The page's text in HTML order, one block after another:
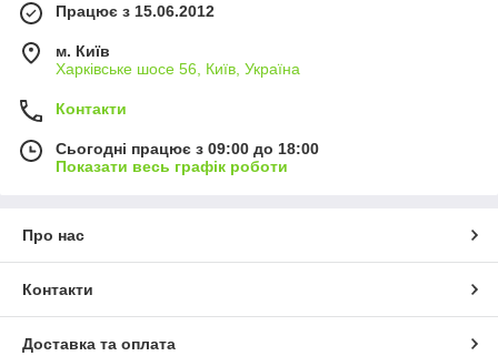
Працює з 15.06.2012
м. Київ
Харківське шосе 56, Київ, Україна
Контакти
Сьогодні працює з 09:00 до 18:00
Показати весь графік роботи
Про нас
Контакти
Доставка та оплата